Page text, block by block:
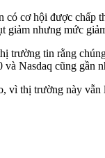
cơ hội được chấp
nhưng mức
trường tin rằng
Nasdaq cũng gần
vì thị trường này